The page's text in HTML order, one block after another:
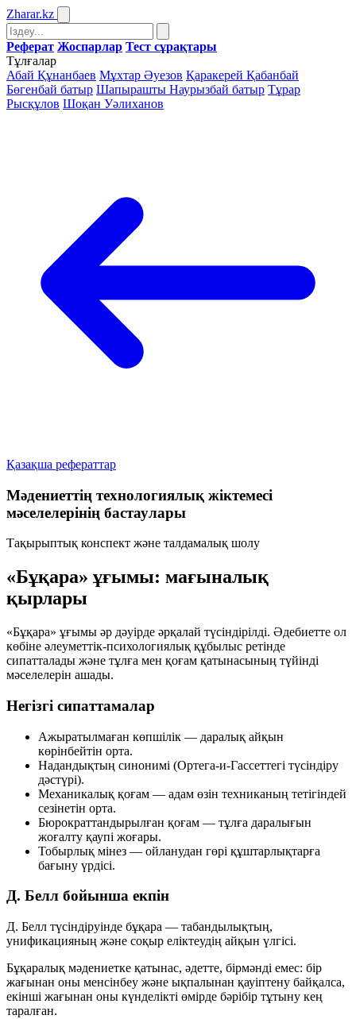
Zharar.kz
Реферат Жоспарлар Тест сұрақтары
Тұлғалар
Абай Құнанбаев Мұхтар Әуезов Қаракерей Қабанбай
Бөгенбай батыр Шапырашты Наурызбай батыр Тұрар
Рысқұлов Шоқан Уәлиханов
Қазақша рефераттар
Мәдениеттің технологиялық жіктемесі
мәселелерінің бастаулары
Тақырыптық конспект және талдамалық шолу
«Бұқара» ұғымы: мағыналық
қырлары
«Бұқара» ұғымы әр дәуірде әрқалай түсіндірілді. Әдебиетте ол
көбіне әлеуметтік-психологиялық құбылыс ретінде
сипатталады және тұлға мен қоғам қатынасының түйінді
мәселелерін ашады.
Негізгі сипаттамалар
Ажыратылмаған көпшілік — даралық айқын
көрінбейтін орта.
Надандықтың синонимі (Ортега-и-Гассеттегі түсіндіру
дәстүрі).
Механикалық қоғам — адам өзін техниканың тетігіндей
сезінетін орта.
Бюрократтандырылған қоғам — тұлға даралығын
жоғалту қаупі жоғары.
Тобырлық мінез — ойланудан гөрі құштарлықтарға
бағыну үрдісі.
Д. Белл бойынша екпін
Д. Белл түсіндіруінде бұқара — табандылықтың,
унификацияның және соқыр еліктеудің айқын үлгісі.
Бұқаралық мәдениетке қатынас, әдетте, бірмәнді емес: бір
жағынан оны менсінбеу және ықпалынан қауіптену байқалса,
екінші жағынан оны күнделікті өмірде бәрібір тұтыну кең
таралған.